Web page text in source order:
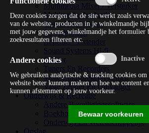
Multimedia Mixer / Versterker
Multimedia Productie
Optical Disk Drive
Pc Videokaart
Repeater / Extender
Sound Systems Hi-fi
Splitter
Tuners En Recorders
Vaste Luidsprekersystemen
Vaste Zender En Ontvanger
Onderwijs & Recreatie
Andere Beveiligingssoftware
Boekhouding / Financiën
Onderwijs En Wetenschappelijk
Deze cookies zorgen dat de site werkt zoals
van de website, producten in je winkelmandje
met jouw gegevens, winkelmandje het formulier
zoekresultaten filteren etc.
Andere cookies
We gebruiken analytische & tracking cookies
website beter kunnen maken en hoe we content
kunnen afstemmen op jouw voorkeur.
Bewaar voorkeuren